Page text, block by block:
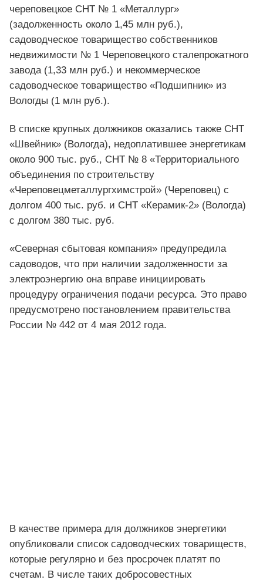
череповецкое СНТ № 1 «Металлург»
(задолженность около 1,45 млн руб.),
садоводческое товарищество собственников
недвижимости № 1 Череповецкого сталепрокатного
завода (1,33 млн руб.) и некоммерческое
садоводческое товарищество «Подшипник» из
Вологды (1 млн руб.).
В списке крупных должников оказались также СНТ
«Швейник» (Вологда), недоплатившее энергетикам
около 900 тыс. руб., СНТ № 8 «Территориального
объединения по строительству
«Череповецметаллургхимстрой» (Череповец) с
долгом 400 тыс. руб. и СНТ «Керамик-2» (Вологда)
с долгом 380 тыс. руб.
«Северная сбытовая компания» предупредила
садоводов, что при наличии задолженности за
электроэнергию она вправе инициировать
процедуру ограничения подачи ресурса. Это право
предусмотрено постановлением правительства
России № 442 от 4 мая 2012 года.
В качестве примера для должников энергетики
опубликовали список садоводческих товариществ,
которые регулярно и без просрочек платят по
счетам. В числе таких добросовестных